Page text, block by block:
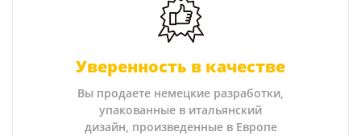
Уверенность в качестве
Вы продаете немецкие разработки,
упакованные в итальянский
дизайн, произведенные в Европе